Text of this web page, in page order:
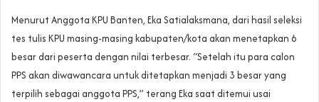
Menurut Anggota KPU Banten, Eka Satialaksmana, dari hasil seleksi
tes tulis KPU masing-masing kabupaten/kota akan menetapkan 6
besar dari peserta dengan nilai terbesar. “Setelah itu para calon
PPS akan diwawancara untuk ditetapkan menjadi 3 besar yang
terpilih sebagai anggota PPS,” terang Eka saat ditemui usai